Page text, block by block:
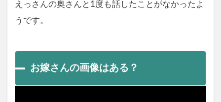
えっさんの奥さんと1度も話したことがなかったよ
うです。
お嫁さんの画像はある？